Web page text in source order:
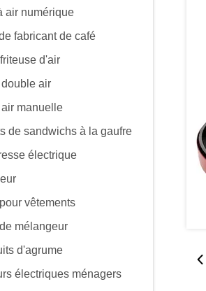
air numérique
fabricant de café
d'air
air
manuelle
de sandwichs à la gaufre
électrique
vêtements
mélangeur
d'agrume
électriques ménagers